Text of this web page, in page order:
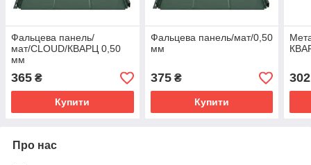
Фальцева панель/
мат/CLOUD/КВАРЦ 0,50
мм
365 ₴
Купити
Фальцева панель/мат/0,50
мм
375₴
Купити
302
Про нас